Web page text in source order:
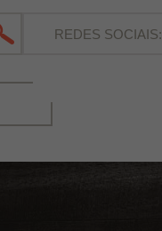
REDES SOCIAIS: